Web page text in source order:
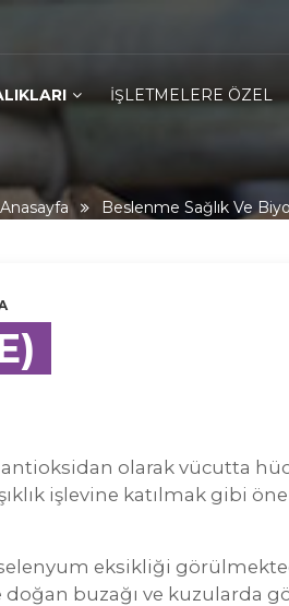
İŞLETMELERE ÖZEL
Anasayfa Beslenme Sağlık Ve
olarak vücutta
işlevine katılmak gibi
eksikliği
buzağı ve kuzularda